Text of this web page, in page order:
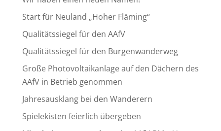
Start für Neuland „Hoher Fläming“
Qualitätssiegel für den AAfV
Qualitätssiegel für den Burgenwanderweg
Große Photovoltaikanlage auf den Dächern des
AAfV in Betrieb genommen
Jahresausklang bei den Wanderern
Spielekisten feierlich übergeben